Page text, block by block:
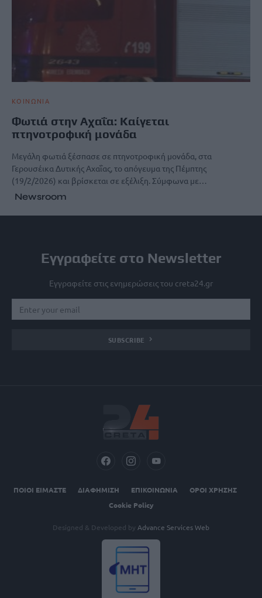
ΚΟΙΝΩΝΙΑ
Φωτιά στην Αχαΐα: Καίγεται
πτηνοτροφική μονάδα
Μεγάλη φωτιά ξέσπασε σε πτηνοτροφική μονάδα, στα
Γερουσέικα Δυτικής Αχαΐας, το απόγευμα της Πέμπτης
(19/2/2026) και βρίσκεται σε εξέλιξη. Σύμφωνα με…
Newsroom
Εγγραφείτε στο Newsletter
Εγγραφείτε στις ενημερώσεις του creta24.gr
SUBSCRIBE
ΠΟΙΟΙ ΕΙΜΑΣΤΕ ΔΙΑΦΗΜΙΣΗ ΕΠΙΚΟΙΝΩΝΙΑ
ΟΡΟΙ ΧΡΗΣΗΣ
Cookie Policy
Designed & Developed by Advance Services Web